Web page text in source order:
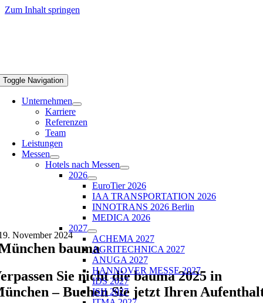
Zum Inhalt springen
Toggle Navigation
Unternehmen
Karriere
Referenzen
Team
Leistungen
Messen
Hotels nach Messen
2026
EuroTier 2026
IAA TRANSPORTATION 2026
INNOTRANS 2026 Berlin
MEDICA 2026
2027
ACHEMA 2027
AGRITECHNICA 2027
ANUGA 2027
HANNOVER MESSE 2027
IDS 2027
ISH 2027
November 2024
bauma
Sie nicht die bauma 2025 in
– Buchen Sie jetzt Ihren